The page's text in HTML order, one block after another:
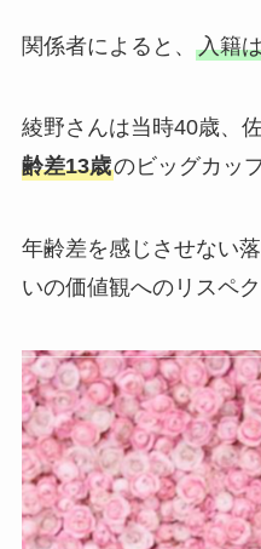
関係者によると、 入籍
綾野さんは当時40歳、
齢差13歳のビッグカッ
年齢差を感じさせない
いの価値観へのリスペ